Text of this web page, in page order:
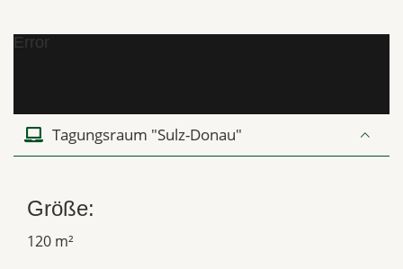
Error
Tagungsraum "Sulz-Donau"
Größe:
120 m²